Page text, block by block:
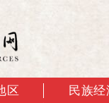
区
民族经